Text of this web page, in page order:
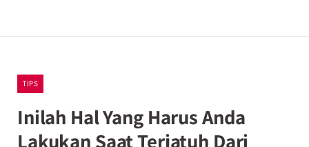
TIPS
Inilah Hal Yang Harus Anda
Lakukan Saat Terjatuh Dari